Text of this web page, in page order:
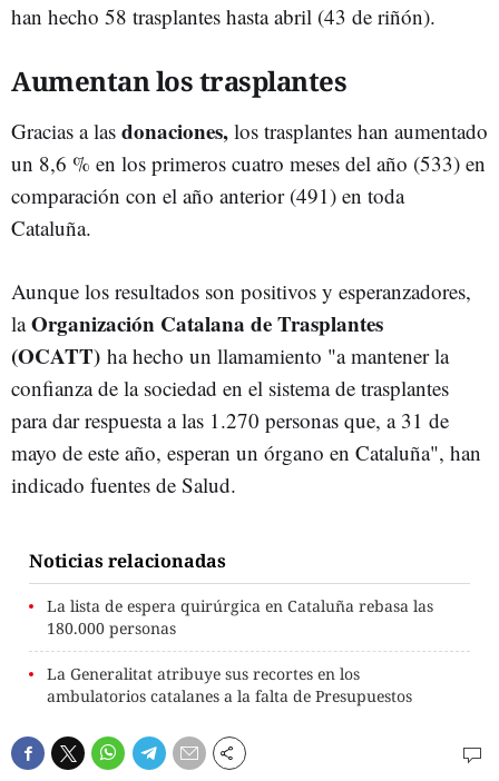
han hecho 58 trasplantes hasta abril (43 de riñón).
Aumentan los trasplantes
Gracias a las donaciones, los trasplantes han aumentado
un 8,6 % en los primeros cuatro meses del año (533) en
comparación con el año anterior (491) en toda
Cataluña.
Aunque los resultados son positivos y esperanzadores,
laOrganización Catalana de Trasplantes
(OCATT) ha hecho un llamamiento "a mantener la
confianza de la sociedad en el sistema de trasplantes
para dar respuesta a las 1.270 personas que, a 31 de
mayo de este año, esperan un órgano en Cataluña", han
indicado fuentes de Salud.
Noticias relacionadas
La lista de espera quirúrgica en Cataluña rebasa las
180.000 personas
La Generalitat atribuye sus recortes en los
ambulatorios catalanes a la falta de Presupuestos